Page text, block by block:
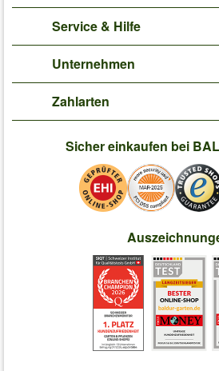
Service & Hilfe
Unternehmen
Zahlarten
Sicher einkaufen bei